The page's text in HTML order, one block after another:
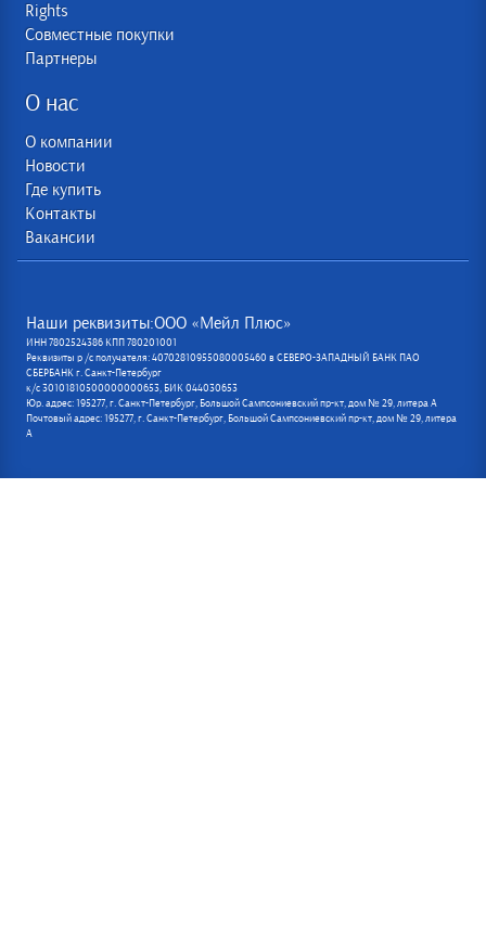
Rights
Совместные покупки
Партнеры
О нас
О компании
Новости
Где купить
Контакты
Вакансии
Наши реквизиты:ООО «Мейл Плюс»
ИНН 7802524386 КПП 780201001
Реквизиты р /с получателя: 40702810955080005460 в СЕВЕРО-ЗАПАДНЫЙ БАНК ПАО
СБЕРБАНК г. Санкт-Петербург
к/с 30101810500000000653, БИК 044030653
Юр. адрес: 195277, г. Санкт-Петербург, Большой Сампсониевский пр-кт, дом № 29, литера А
Почтовый адрес: 195277, г. Санкт-Петербург, Большой Сампсониевский пр-кт, дом № 29, литера
А